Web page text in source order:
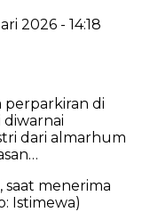
2026 - 14:18
perparkiran di
diwarnai
dari almarhum